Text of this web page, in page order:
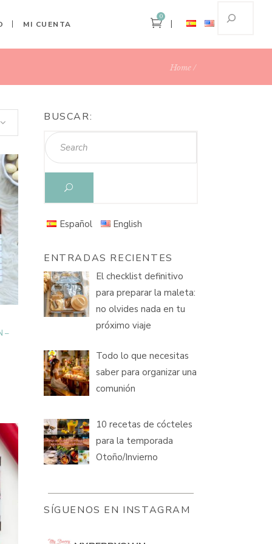
MI CUENTA
0
Home
Este
producto
tiene
múltiples
variantes.
Las
opciones
se
en
–
producto
múltiples
BUSCAR:
Español English
ENTRADAS RECIENTES
El checklist definitivo
para preparar la maleta:
no olvides nada en tu
próximo viaje
Todo lo que necesitas
saber para organizar una
comunión
10 recetas de cócteles
para la temporada
Otoño/Invierno
SÍGUENOS EN INSTAGRAM